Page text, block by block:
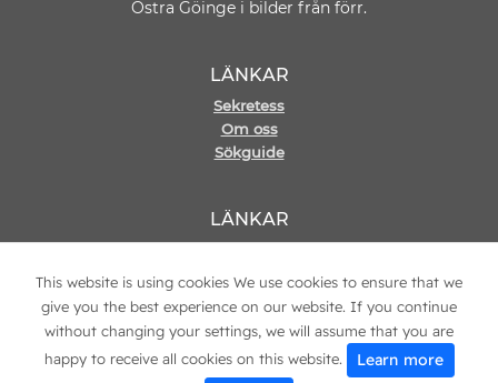
Östra Göinge i bilder från förr.
LÄNKAR
Sekretess
Om oss
Sökguide
LÄNKAR
Hemsida
This website is using cookies We use cookies to ensure that we
give you the best experience on our website. If you continue
without changing your settings, we will assume that you are
happy to receive all cookies on this website.
Learn more